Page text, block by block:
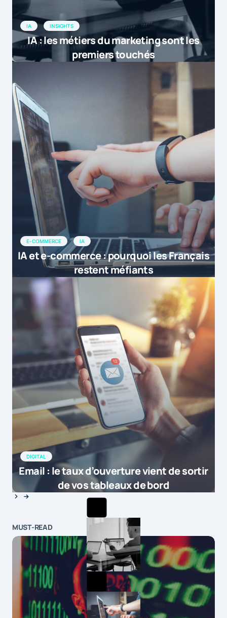
IA INSIGHTS
IA : les métiers du marketing sont les
premiers touchés
E-COMMERCE IA
IA et e-commerce : pourquoi les Français
restent méfiants
DIGITAL
Email : le taux d’ouverture vient de sortir
de vos tableaux de bord
MUST-READ